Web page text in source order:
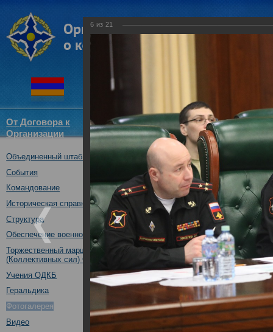
От Договора к
Организации
Структура
ОДКБ
Новости
Объединенный штаб ОДКБ
События
Командование
Историческая справка
Структура
Обеспечение военной безопасности
Торжественный марш Войск
(Коллективных сил) ОДКБ
Учения ОДКБ
Геральдика
Фотогалерея
Видео
Рабочая встреча
штабов вооруженных сил)
31.01.2018
6 из 21